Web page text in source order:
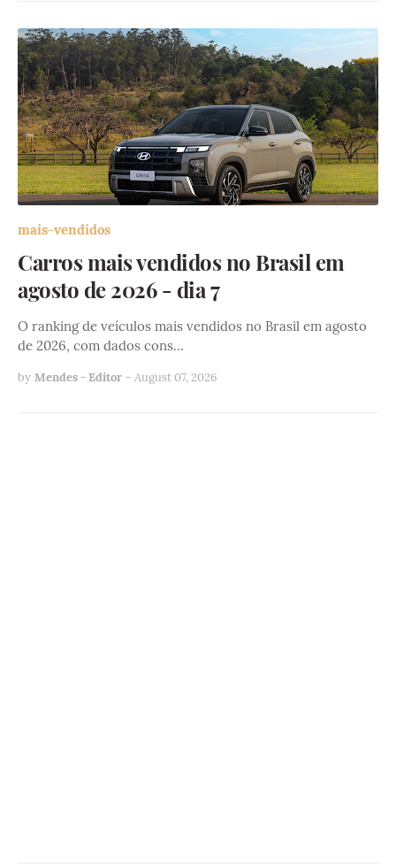
mais-vendidos
Carros mais vendidos no Brasil em
agosto de 2026 - dia 7
O ranking de veículos mais vendidos no Brasil em agosto
de 2026, com dados cons…
by Mendes - Editor - August 07, 2026